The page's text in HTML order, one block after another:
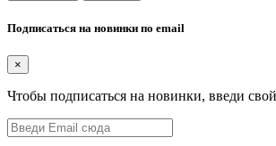
Подписаться на новинки по email
×
Чтобы подписаться на новинки, введи